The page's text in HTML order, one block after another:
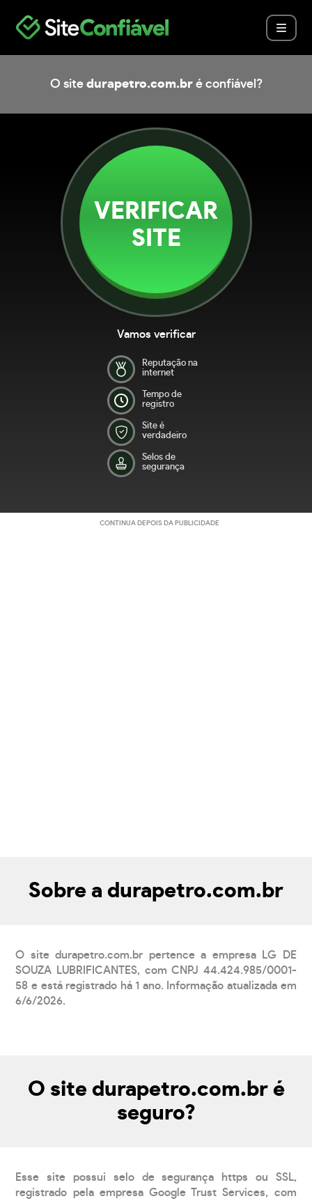
O site durapetro.com.bré confiável?
VERIFICAR
SITE
Vamos verificar
Reputação na
internet
Tempo de
registro
Site é
verdadeiro
Selos de
segurança
CONTINUA DEPOIS DA PUBLICIDADE
Sobre a durapetro.com.br
O site durapetro.com.br pertence a empresa LG DE
SOUZA LUBRIFICANTES, com CNPJ 44.424.985/0001-
58 e está registrado há 1 ano. Informação atualizada em
6/6/2026.
O site durapetro.com.br é
seguro?
Esse site possui selo de segurança https ou SSL,
registrado pela empresa Google Trust Services, com